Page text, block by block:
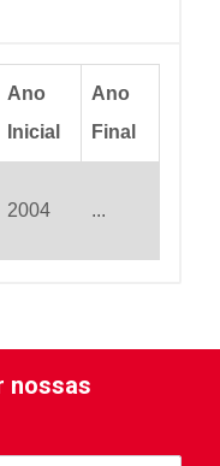
Ano
Inicial
Ano
Final
2004 ...
nossas